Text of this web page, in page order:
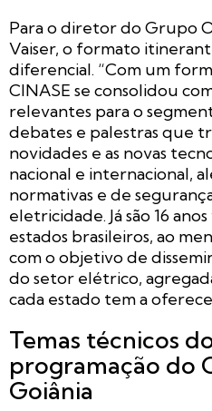
Para o diretor do Grupo
Vaiser, o formato
diferencial. “Com um
CINASE se consolidou
relevantes para o
debates e palestras que
novidades e as novas
nacional e internacional,
normativas e de
eletricidade. Já são 16
estados brasileiros, ao
com o objetivo de
do setor elétrico,
cada estado tem a
Temas técnicos
programação do
Goiânia